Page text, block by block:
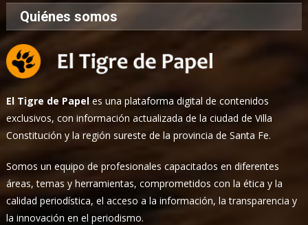
Quiénes somos
El Tigre de Papel es una plataforma digital de contenidos
exclusivos, con información actualizada de la ciudad de Villa
Constitución y la región sureste de la provincia de Santa Fe.
Somos un equipo de profesionales capacitados en diferentes
áreas, temas y herramientas, comprometidos con la ética y la
calidad periodística, el acceso a la información, la transparencia y
la innovación en el periodismo.